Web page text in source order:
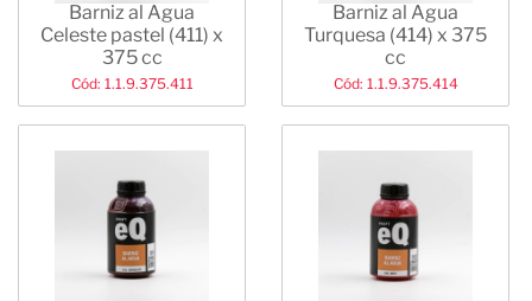
Barniz al Agua
Celeste pastel (411) x
375 cc
Cód: 1.1.9.375.411
Barniz al Agua
Turquesa (414) x 375
cc
Cód: 1.1.9.375.414